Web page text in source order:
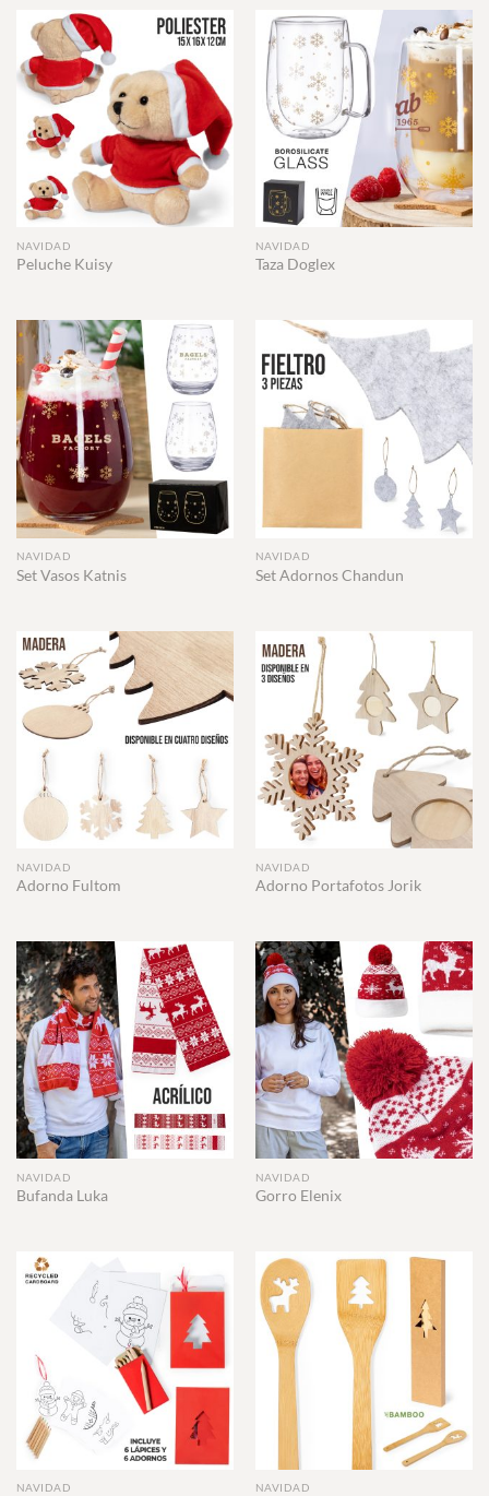
NAVIDAD
Peluche Kuisy
NAVIDAD
Taza Doglex
NAVIDAD
Set Vasos Katnis
NAVIDAD
Set Adornos Chandun
NAVIDAD
Adorno Fultom
NAVIDAD
Adorno Portafotos Jorik
NAVIDAD
Bufanda Luka
NAVIDAD
Gorro Elenix
NAVIDAD NAVIDAD